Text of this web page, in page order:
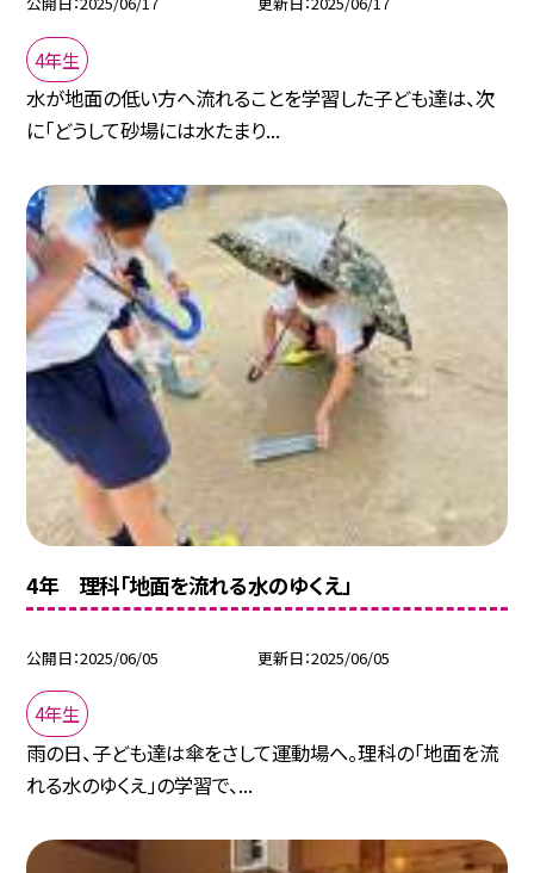
4年生
水が地面の低い方へ流れることを学習した子ども達は、次
に「どうして砂場には水たまり...
4年 理科「地面を流れる水のゆくえ」
公開日 2025/06/05 更新日 2025/06/05
4年生
雨の日、子ども達は傘をさして運動場へ。理科の「地面を流
れる水のゆくえ」の学習で、...